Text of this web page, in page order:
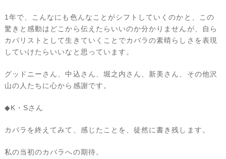
1年で、こんなにも色んなことがシフトしていくのかと、この
驚きと感動はどこから伝えたらいいのか分かりませんが、自ら
カバリストとして生きていくことでカバラの素晴らしさを表現
していけたらいいなと思っています。
グッドニーさん、中込さん、堀之内さん、新美さん、その他沢
山の人たちに心から感謝です。
◆K・Sさん
カバラを終えてみて、感じたことを、徒然に書き残します。
私の当初のカバラへの期待。